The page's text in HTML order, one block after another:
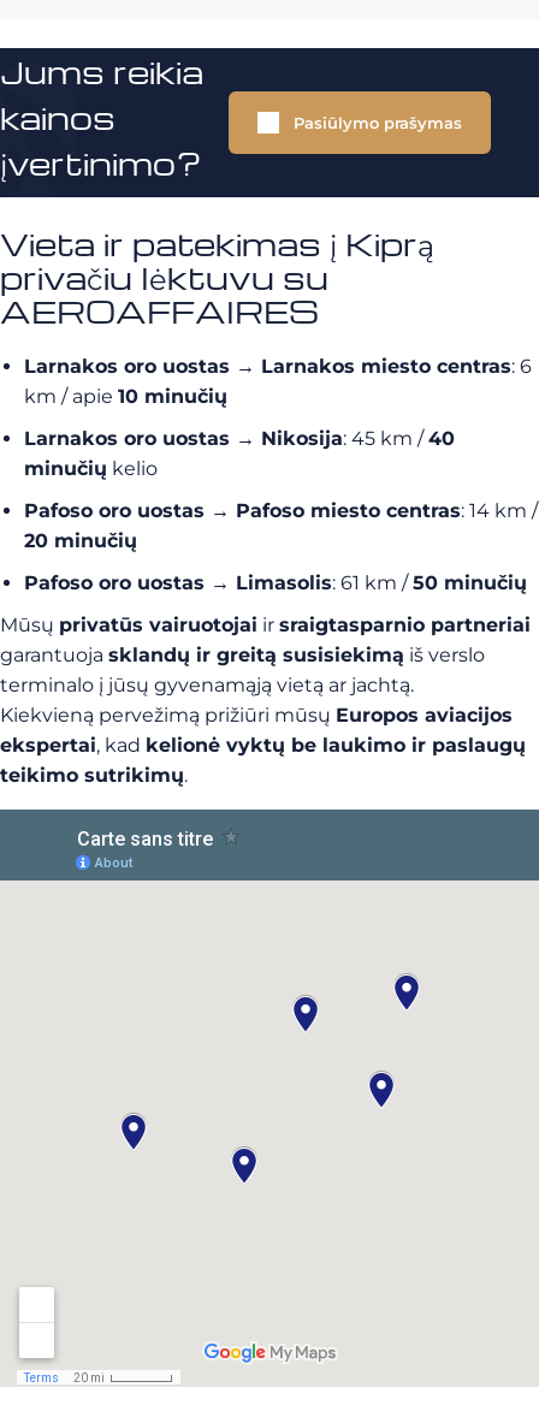
Jums reikia
kainos
įvertinimo?
Pasiūlymo prašymas
Vieta ir patekimas į Kiprą
privačiu lėktuvu su
AEROAFFAIRES
Larnakos oro uostas → Larnakos miesto centras: 6
km / apie 10 minučių
Larnakos oro uostas → Nikosija: 45 km /40
minučių kelio
Pafoso oro uostas → Pafoso miesto centras: 14 km /
20 minučių
Pafoso oro uostas → Limasolis: 61 km /50 minučių
Mūsų privatūs vairuotojai ir sraigtasparnio partneriai
garantuoja sklandų ir greitą susisiekimą iš verslo
terminalo į jūsų gyvenamąją vietą ar jachtą.
Kiekvieną pervežimą prižiūri mūsų Europos aviacijos
ekspertai, kad kelionė vyktų be laukimo ir paslaugų
teikimo sutrikimų.